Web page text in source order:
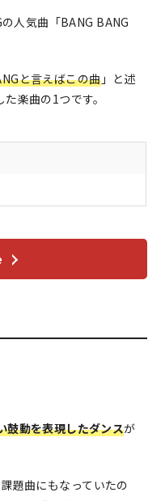
人気曲「BANG BANG
と言えばこの曲」と述
楽曲の1つです。
鼓動を表現したダンスが
題曲にもなっていたの